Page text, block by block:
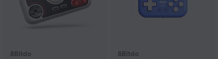
8Bitdo 8Bitdo